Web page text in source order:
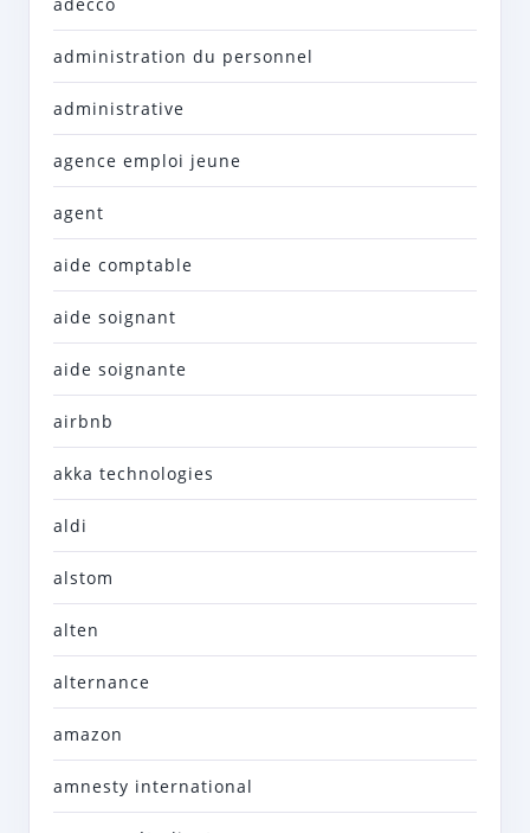
administration du personnel
administrative
agence emploi jeune
agent
aide comptable
aide soignant
aide soignante
airbnb
akka technologies
aldi
alstom
alten
alternance
amazon
amnesty international